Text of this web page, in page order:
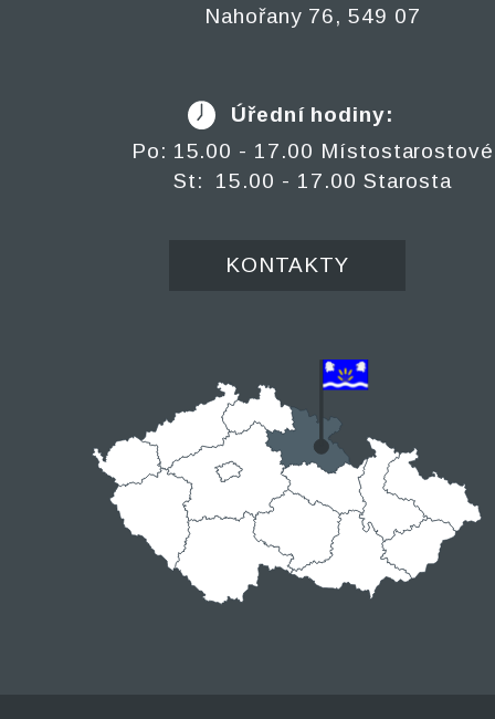
Nahořany 76, 549 07
Úřední hodiny:
Po: 15.00 - 17.00 Místostarostové
St: 15.00 - 17.00 Starosta
KONTAKTY